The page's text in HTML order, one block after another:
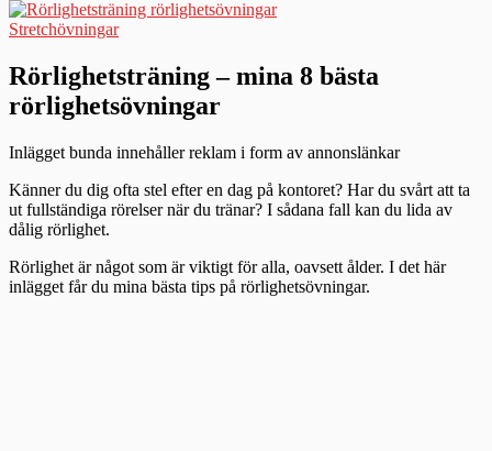
Stretchövningar
Rörlighetsträning – mina 8 bästa
rörlighetsövningar
Inlägget bunda innehåller reklam i form av annonslänkar
Känner du dig ofta stel efter en dag på kontoret? Har du svårt att ta
ut fullständiga rörelser när du tränar? I sådana fall kan du lida av
dålig rörlighet.
Rörlighet är något som är viktigt för alla, oavsett ålder. I det här
inlägget får du mina bästa tips på rörlighetsövningar.